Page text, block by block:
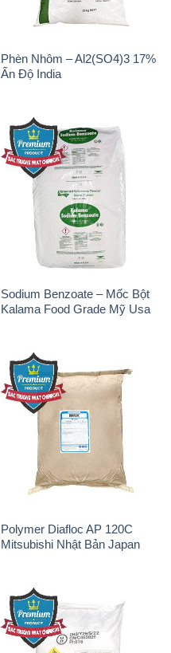
Polymer Diafloc AP 120C
Mitsubishi Nhật Bản Japan
Sodium Percarbonate Dạng
Bột Trung Quốc China
Natri Sunphit – NA2SO3 Thái
Lan